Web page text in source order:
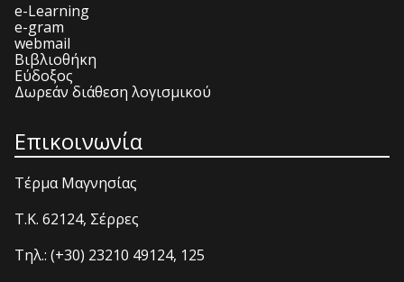
e-Learning
e-gram
webmail
Βιβλιοθήκη
Εύδοξος
Δωρεάν διάθεση λογισμικού
Επικοινωνία
Τέρμα Μαγνησίας
T.K. 62124, Σέρρες
Τηλ.: (+30) 23210 49124, 125